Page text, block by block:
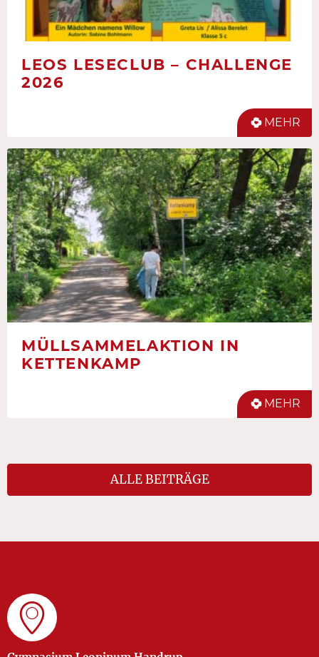
LEOS LESECLUB – CHALLENGE
2026
MEHR
MÜLLSAMMELAKTION IN
KETTENKAMP
MEHR
ALLE BEITRÄGE